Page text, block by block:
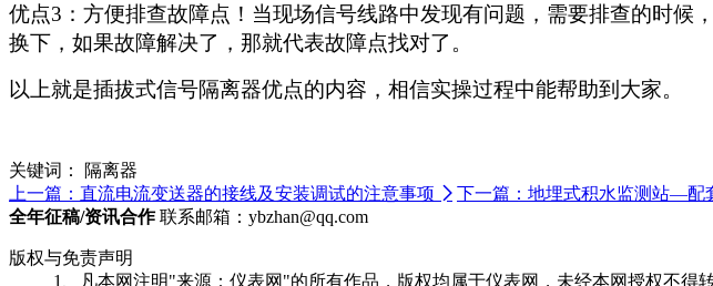
优点3：方便排查故障点！当现场信号线路中发现有问题，需要排查的时
换下，如果故障解决了，那就代表故障点找对了。
以上就是插拔式信号隔离器优点的内容 ， 相信实操过程中能帮助到大家。
关键词：
隔离器
上一篇：直流电流变送器的接线及安装调试的注意事项  下一篇：地埋式积水监测站—配
全年征稿/资讯合作 联系邮箱：ybzhan@qq.com
版权与免责声明
1、凡本网注明"来源：仪表网"的所有作品，版权均属于仪表网，未经本网授权不